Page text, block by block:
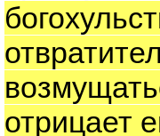
отрицает